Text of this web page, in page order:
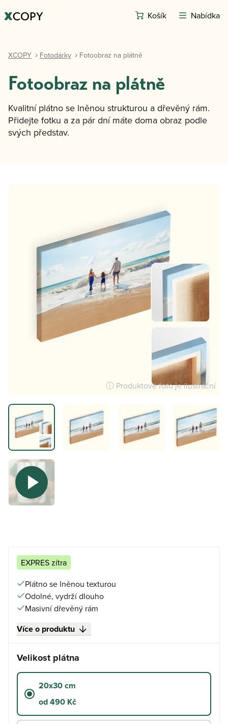
Košík Nabídka
XCOPY Fotodárky Fotoobraz na plátně
Fotoobraz na plátně
Kvalitní plátno se lněnou strukturou a dřevěný rám.
Přidejte fotku a za pár dní máte doma obraz podle
svých představ.
ⓘ Produktové foto je ilustrační
EXPRES zítra
Plátno se lněnou texturou
Odolné, vydrží dlouho
Masivní dřevěný rám
Více o produktu
Velikost plátna
20x30 cm
od 490 Kč